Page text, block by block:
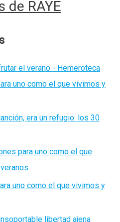
de RAYE
el verano - Hemeroteca
uno como el que vivimos y
era un refugio: los 30
para uno como el que
uno como el que vivimos y
libertad ajena